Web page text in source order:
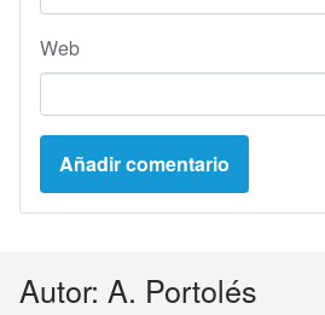
Web
Autor: A. Portolés